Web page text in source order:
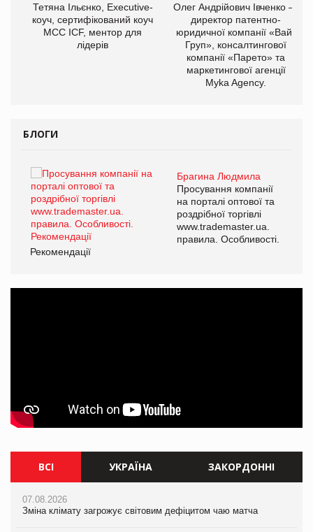
Тетяна Ільєнко, Executive-
коуч, сертифікований коуч
МСС ICF, ментор для
лідерів
Олег Андрійович Івченко —
директор патентно-
юридичної компанії «Вайз
Груп», консалтингової
компанії «Парето» та
маркетингової агенції
Myka Agency.
БЛОГИ
Брагина Людмила
Просування компанії
на порталі оптової та
роздрібної торгівлі
www.trademaster.ua.
правила. Особливості.
Рекомендації
ВСІ УКРАЇНА ЗАКОРДОННІ
07.08.2026
Зміна клімату загрожує світовим дефіцитом чаю матча
07.08.2026
Зміна клімату загрожує світовим дефіцитом чаю матча
07.08.2026
Зміна клімату загрожує світовим дефіцитом чаю матча